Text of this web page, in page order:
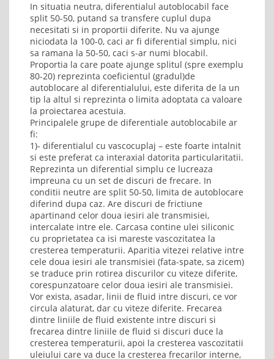
In situatia neutra, diferentialul autoblocabil face
split 50-50, putand sa transfere cuplul dupa
necesitati si in proportii diferite. Nu va ajunge
niciodata la 100-0, caci ar fi diferential simplu, nici
sa ramana la 50-50, caci s-ar numi blocabil.
Proportia la care poate ajunge splitul (spre exemplu
80-20) reprezinta coeficientul (gradul)de
autoblocare al diferentialului, este diferita de la un
tip la altul si reprezinta o limita adoptata ca valoare
la proiectarea acestuia.
Principalele grupe de diferentiale autoblocabile ar
fi:
1)- diferentialul cu vascocuplaj – este foarte intalnit
si este preferat ca interaxial datorita particularitatii.
Reprezinta un diferential simplu ce lucreaza
impreuna cu un set de discuri de frecare. In
conditii neutre are split 50-50, limita de autoblocare
diferind dupa caz. Are discuri de frictiune
apartinand celor doua iesiri ale transmisiei,
intercalate intre ele. Carcasa contine ulei siliconic
cu proprietatea ca isi mareste vascozitatea la
cresterea temperaturii. Aparitia vitezei relative intre
cele doua iesiri ale transmisiei (fata-spate, sa zicem)
se traduce prin rotirea discurilor cu viteze diferite,
corespunzatoare celor doua iesiri ale transmisiei.
Vor exista, asadar, linii de fluid intre discuri, ce vor
circula alaturat, dar cu viteze diferite. Frecarea
dintre liniile de fluid existente intre discuri si
frecarea dintre liniile de fluid si discuri duce la
cresterea temperaturii, apoi la cresterea vascozitatii
uleiului care va duce la cresterea frecarilor interne,